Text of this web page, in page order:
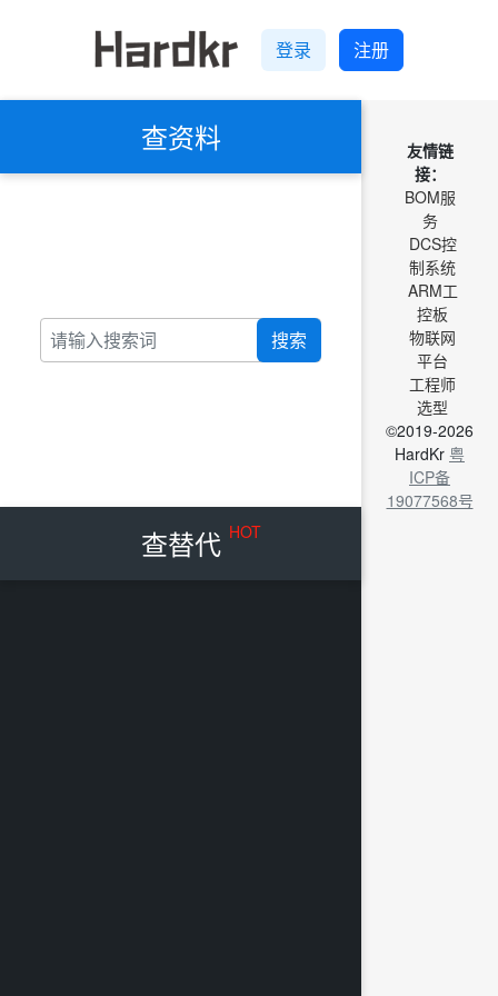
登录 注册
查资料
搜索
查替代 HOT
友情链
接：
BOM服
务
DCS控
制系统
ARM工
控板
物联网
平台
工程师
选型
©2019-2026
HardKr 粤
ICP备
19077568号